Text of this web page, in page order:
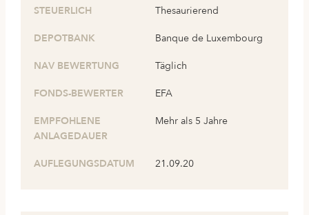
STEUERLICH Thesaurierend
DEPOTBANK Banque de Luxembourg
NAV BEWERTUNG Täglich
FONDS-BEWERTER EFA
EMPFOHLENE
ANLAGEDAUER
Mehr als 5 Jahre
AUFLEGUNGSDATUM 21.09.20